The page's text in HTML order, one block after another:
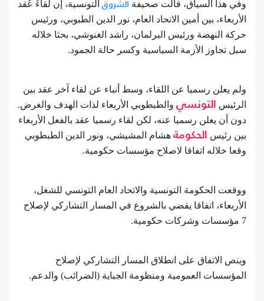
وفي هذا السياق، قالت صحيفة الشروق التونسية، إن لقاءً عُقد
الأربعاء، بين أمين الاتحاد العام، نور الدين الطبوبي، ورئيس
حركة النهضة ورئيس البرلمان، راشد الغنوشي، بحثا خلاله
سبل تجاوز الأزمة السياسية وكسر حالة الجمود.
ولم يعلن رسميا عن اللقاء، وسط أنباء عن لقاء آخر عقد بين
الرئيس
التونسي والطبطوبي الأربعاء لذات الهدف والغرض.
دون أن يعلن رسميا عنه، لكن لقاء رسميا عقد بالفعل الأربعاء
بين رئيس
الحكومة هشام المشيشي، ونور الدين الطبطوبي
وقعا خلاله اتفاقا لاصلاح مؤسسات حكومية.
ووقعت الحكومة التونسية والاتحاد العام التونسي للشغل،
الأربعاء، اتفاقا يقضي بالشروع في المسار التشاركي لإصلاح
7 مؤسسات وشركات حكومية.
وينص الاتفاق على انطلاق المسار التشاركي لإصلاح
المؤسسات العمومية ومنظومة الجباية (الضرائب) والدعم.